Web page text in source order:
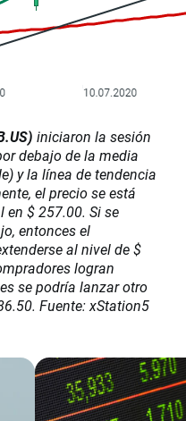
iniciaron la sesión
debajo de la media
y la línea de tendencia
el precio se está
$ 257.00. Si se
entonces el
al nivel de $
logran
se podría lanzar otro
Fuente: xStation5